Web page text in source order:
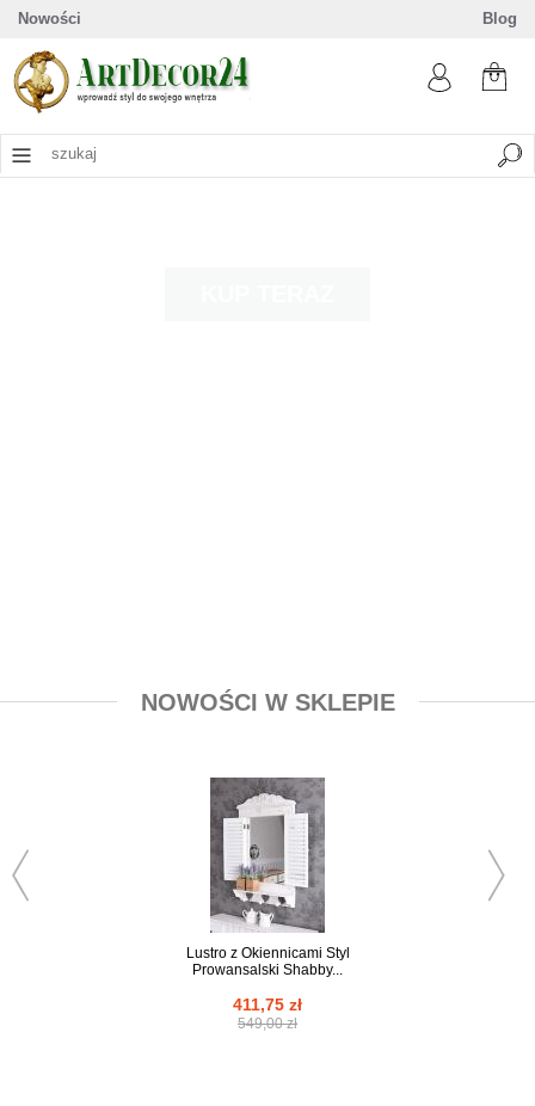
Nowości Blog
ZOBACZ
NOWOŚCI W SKLEPIE
Lustro z Okiennicami Styl
Prowansalski Shabby...
411,75 zł
549,00 zł